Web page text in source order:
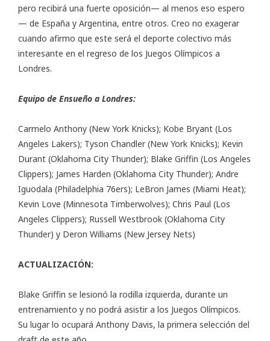
pero recibirá una fuerte oposición— al menos eso espero
— de España y Argentina, entre otros. Creo no exagerar
cuando afirmo que este será el deporte colectivo más
interesante en el regreso de los Juegos Olímpicos a
Londres.
Equipo de Ensueño a Londres:
Carmelo Anthony (New York Knicks); Kobe Bryant (Los
Angeles Lakers); Tyson Chandler (New York Knicks); Kevin
Durant (Oklahoma City Thunder); Blake Griffin (Los Angeles
Clippers); James Harden (Oklahoma City Thunder); Andre
Iguodala (Philadelphia 76ers); LeBron James (Miami Heat);
Kevin Love (Minnesota Timberwolves); Chris Paul (Los
Angeles Clippers); Russell Westbrook (Oklahoma City
Thunder) y Deron Williams (New Jersey Nets)
ACTUALIZACIÓN:
Blake Griffin se lesionó la rodilla izquierda, durante un
entrenamiento y no podrá asistir a los Juegos Olímpicos.
Su lugar lo ocupará Anthony Davis, la primera selección del